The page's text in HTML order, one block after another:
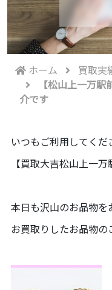
ホーム
買取実
【松山上一万
介です
いつもご利用してくだ
【買取大吉松山上一
本日も沢山のお品物を
お買取りしたお品物の